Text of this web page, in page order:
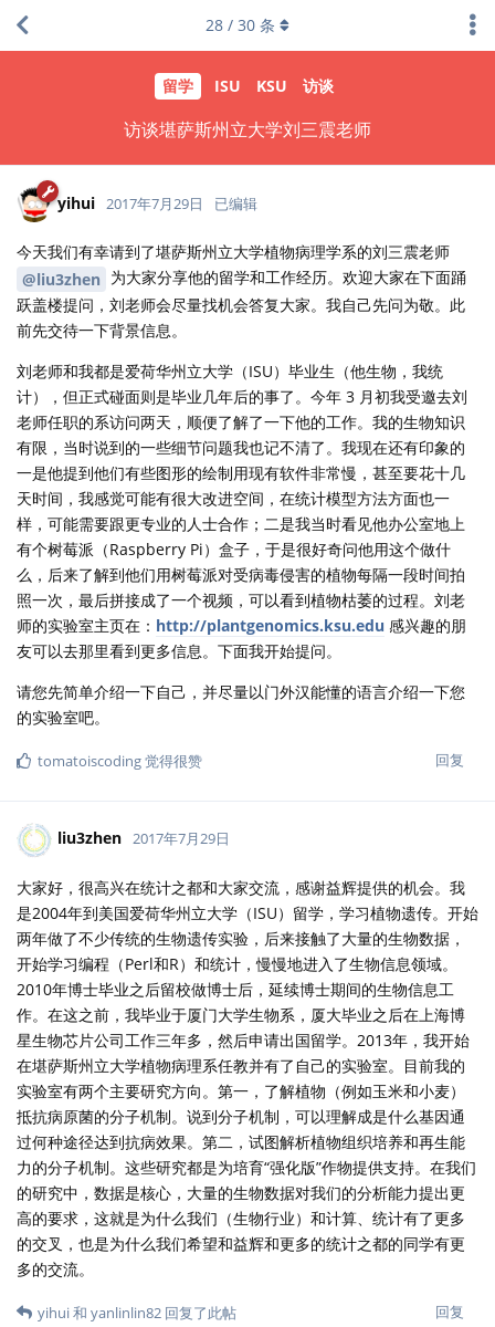
留学 ISU KSU 访谈
访谈堪萨斯州立大学刘三震老师
28 / 30 条
yihui 2017年7月29日 已编辑
今天我们有幸请到了堪萨斯州立大学植物病理学系的刘三震老师
@liu3zhen 为大家分享他的留学和工作经历。欢迎大家在下面踊
跃盖楼提问，刘老师会尽量找机会答复大家。我自己先问为敬。此
前先交待一下背景信息。
刘老师和我都是爱荷华州立大学（ISU）毕业生（他生物，我统
计），但正式碰面则是毕业几年后的事了。今年 3 月初我受邀去刘
老师任职的系访问两天，顺便了解了一下他的工作。我的生物知识
有限，当时说到的一些细节问题我也记不清了。我现在还有印象的
一是他提到他们有些图形的绘制用现有软件非常慢，甚至要花十几
天时间，我感觉可能有很大改进空间，在统计模型方法方面也一
样，可能需要跟更专业的人士合作；二是我当时看见他办公室地上
有个树莓派（Raspberry Pi）盒子，于是很好奇问他用这个做什
么，后来了解到他们用树莓派对受病毒侵害的植物每隔一段时间拍
照一次，最后拼接成了一个视频，可以看到植物枯萎的过程。刘老
师的实验室主页在： http://plantgenomics.ksu.edu 感兴趣的朋
友可以去那里看到更多信息。下面我开始提问。
请您先简单介绍一下自己，并尽量以门外汉能懂的语言介绍一下您
的实验室吧。
回复
tomatoiscoding觉得很赞
liu3zhen 2017年7月29日
大家好，很高兴在统计之都和大家交流，感谢益辉提供的机会。我
是2004年到美国爱荷华州立大学（ISU）留学，学习植物遗传。开始
两年做了不少传统的生物遗传实验，后来接触了大量的生物数据，
开始学习编程（Perl和R）和统计，慢慢地进入了生物信息领域。
2010年博士毕业之后留校做博士后，延续博士期间的生物信息工
作。在这之前，我毕业于厦门大学生物系，厦大毕业之后在上海博
星生物芯片公司工作三年多，然后申请出国留学。2013年，我开始
在堪萨斯州立大学植物病理系任教并有了自己的实验室。目前我的
实验室有两个主要研究方向。第一，了解植物（例如玉米和小麦）
抵抗病原菌的分子机制。说到分子机制，可以理解成是什么基因通
过何种途径达到抗病效果。第二，试图解析植物组织培养和再生能
力的分子机制。这些研究都是为培育“强化版”作物提供支持。在我们
的研究中，数据是核心，大量的生物数据对我们的分析能力提出更
高的要求，这就是为什么我们（生物行业）和计算、统计有了更多
的交叉，也是为什么我们希望和益辉和更多的统计之都的同学有更
多的交流。
回复
yihui和 yanlinlin82 回复了此帖